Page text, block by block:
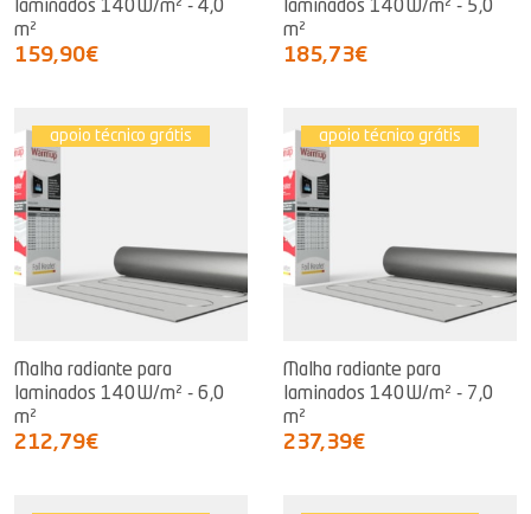
laminados 140W/m² - 4,0
m²
159,90€
laminados 140W/m² - 5,0
m²
185,73€
apoio técnico grátis
Malha radiante para
laminados 140W/m² - 6,0
m²
212,79€
apoio técnico grátis
Malha radiante para
laminados 140W/m² - 7,0
m²
237,39€